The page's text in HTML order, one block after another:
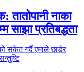
तातोपानी नाका
साझा प्रतिबद्धता